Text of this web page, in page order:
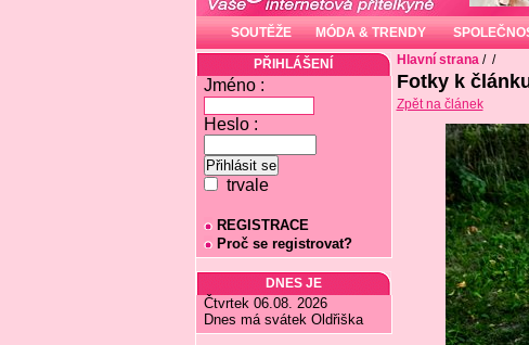
SOUTĚŽE MÓDA & TRENDY
PŘIHLÁŠENÍ
Jméno :
Heslo :
trvale
REGISTRACE
Proč se registrovat?
DNES JE
Čtvrtek 06.08. 2026
Dnes má svátek Oldřiška
Hlavní strana/ /
Fotky k
Zpět na článek